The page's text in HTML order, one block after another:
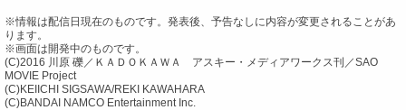
※情報は配信日現在のものです。発表後、予告なしに内容が変更されることがあ
ります。
※画面は開発中のものです。
(C)2016 川原 礫／ＫＡＤＯＫＡＷＡ アスキー・メディアワークス刊／SAO
MOVIE Project
(C)KEIICHI SIGSAWA/REKI KAWAHARA
(C)BANDAI NAMCO Entertainment Inc.